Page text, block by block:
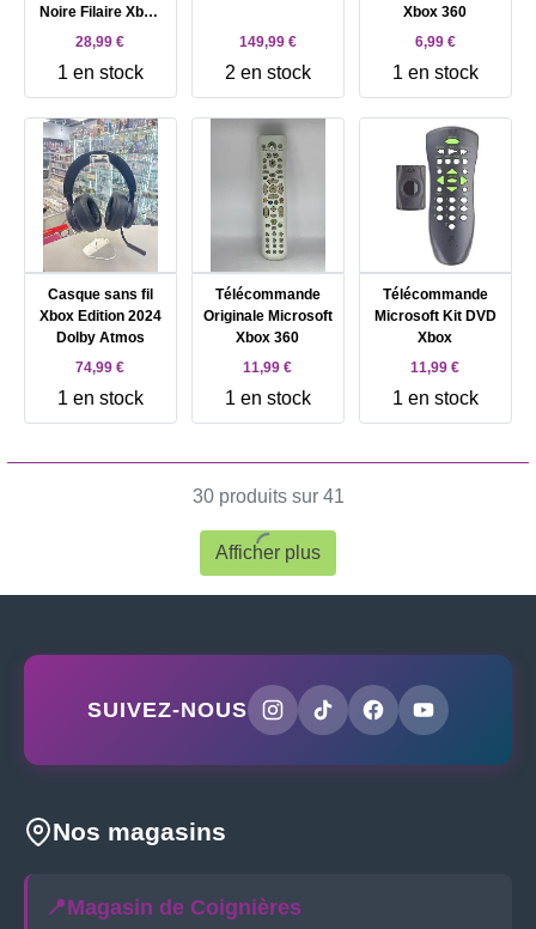
Noire Filaire Xbox
360
28,99 €
1 en stock
149,99 €
2 en stock
Xbox 360
6,99 €
1 en stock
Casque sans fil
Xbox Edition 2024
Dolby Atmos
74,99 €
1 en stock
Télécommande
Originale Microsoft
Xbox 360
11,99 €
1 en stock
Télécommande
Microsoft Kit DVD
Xbox
11,99 €
1 en stock
30 produits sur 41
Afficher plus
SUIVEZ-NOUS
Nos magasins
📍Magasin de Coignières